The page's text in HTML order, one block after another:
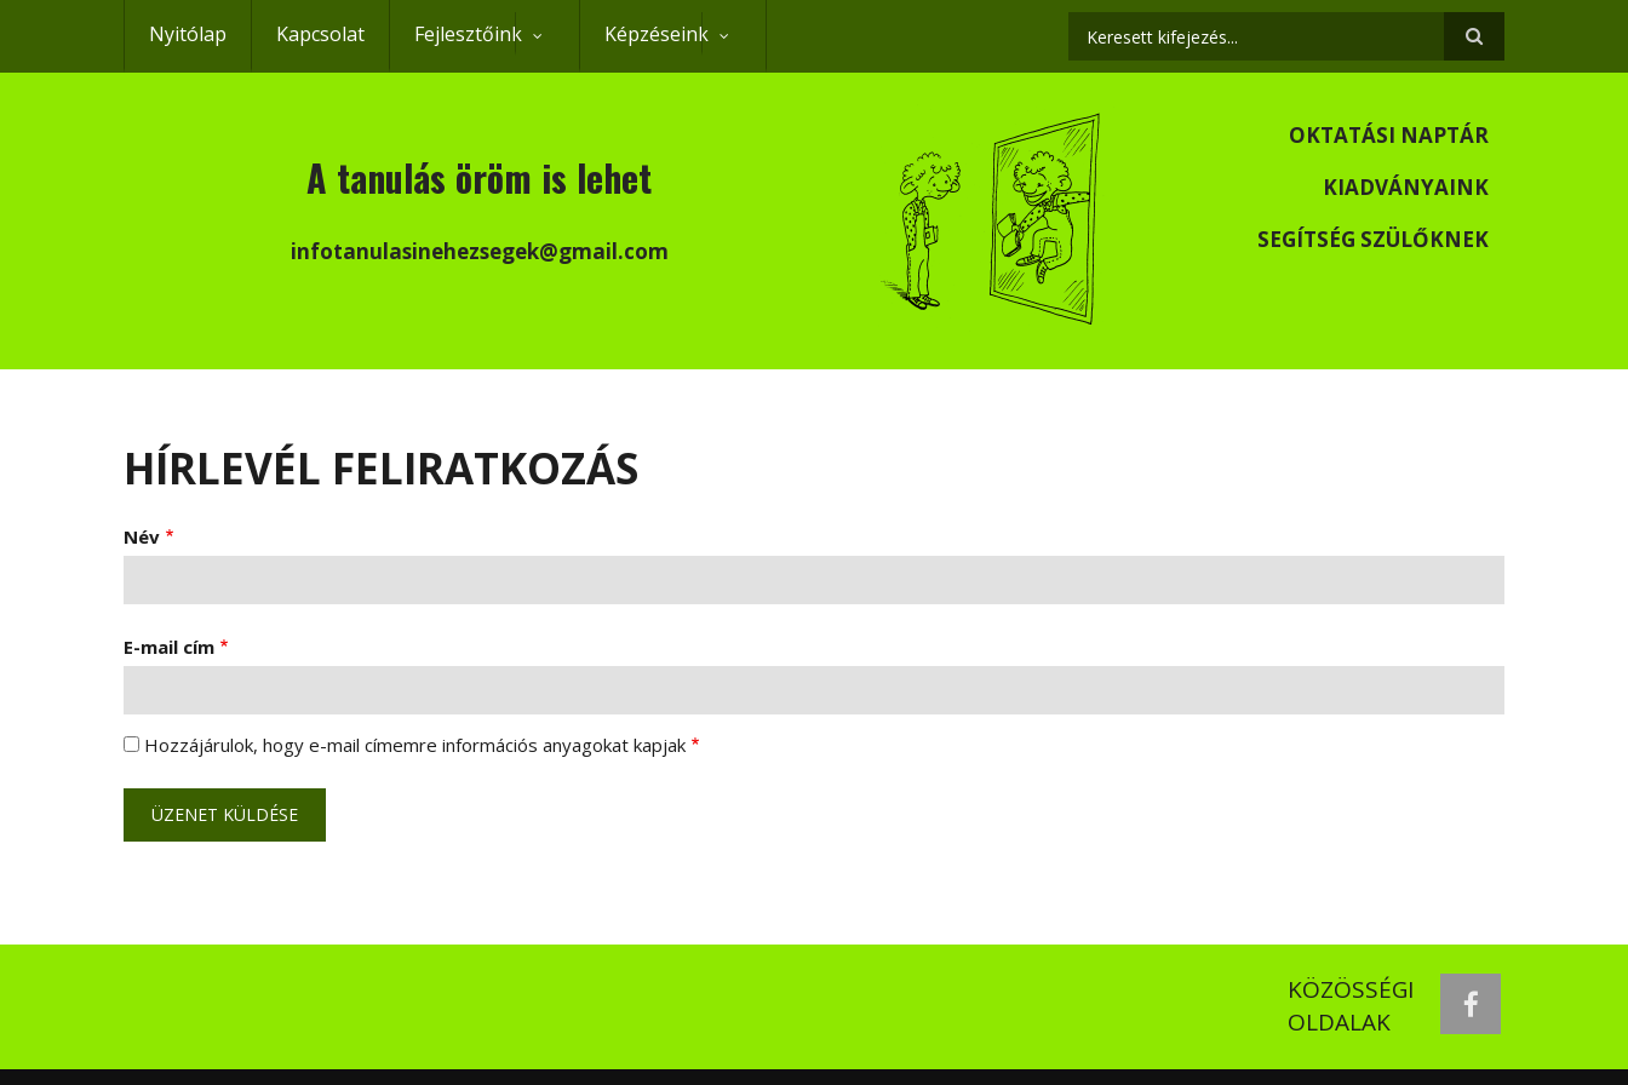
Nyitólap Kapcsolat Fejlesztőink Képzéseink
Keresés
A tanulás öröm is lehet
infotanulasinehezsegek@gmail.com
OKTATÁSI NAPTÁR
KIADVÁNYAINK
SEGÍTSÉG SZÜLŐKNEK
HÍRLEVÉL FELIRATKOZÁS
Név
E-mail cím
Hozzájárulok, hogy e-mail címemre információs anyagokat kapjak
KÖZÖSSÉGI
OLDALAK
facebook